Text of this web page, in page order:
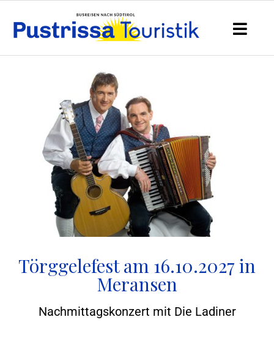
Törggelefest am 16.10.2027 in
Meransen
Nachmittagskonzert mit Die Ladiner